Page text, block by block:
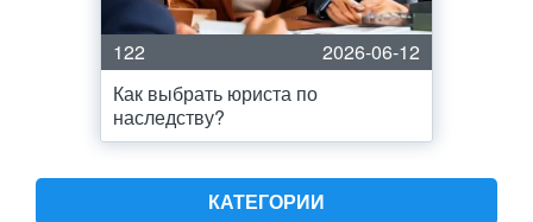
122
2026-06-12
Как выбрать юриста по
наследству?
КАТЕГОРИИ